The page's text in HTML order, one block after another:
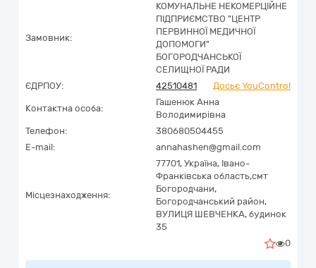
Замовник:
КОМУНАЛЬНЕ НЕКОМЕРЦІЙНЕ
ПІДПРИЄМСТВО "ЦЕНТР
ПЕРВИННОЇ МЕДИЧНОЇ
ДОПОМОГИ"
БОГОРОДЧАНСЬКОЇ
СЕЛИЩНОЇ РАДИ
ЄДРПОУ:
42510481 Досьє YouControl
Контактна особа:
Гашенюк Анна
Володимирівна
Телефон:
380680504455
E-mail:
annahashen@gmail.com
Місцезнаходження:
77701, Україна, Івано-
Франківська область,смт
Богородчани,
Богородчанський район,
ВУЛИЦЯ ШЕВЧЕНКА, будинок
35
0